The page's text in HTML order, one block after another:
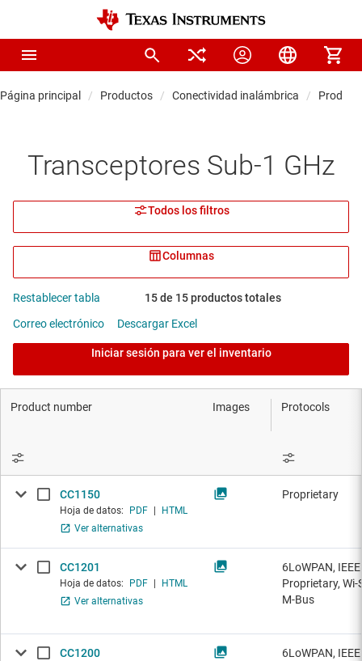
Página principal Productos Conectividad inalámbrica
Transceptores Sub-1 GHz
Todos los filtros
Columnas
Restablecer tabla
15 de 15 productos totales
Correo electrónico
Descargar Excel
Iniciar sesión para ver el inventario
Protocols
Product number Images
CC1150
Hoja de datos: PDF
HTML
Ver alternativas
Proprietary
CC1201
Hoja de datos: PDF
HTML
Ver alternativas
6LoWPAN,
Proprietary, Wi-
M-Bus
CC1200
6LoWPAN,